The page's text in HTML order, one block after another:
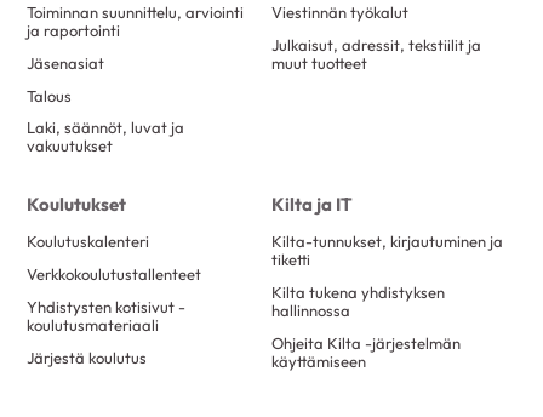
Toiminnan suunnittelu, arviointi
ja raportointi
Jäsenasiat
Talous
Laki, säännöt, luvat ja
vakuutukset
Viestinnän työkalut
Julkaisut, adressit, tekstiilit ja
muut tuotteet
Koulutukset
Koulutuskalenteri
Verkkokoulutustallenteet
Yhdistysten kotisivut -
koulutusmateriaali
Järjestä koulutus
Kilta ja IT
Kilta-tunnukset, kirjautuminen ja
tiketti
Kilta tukena yhdistyksen
hallinnossa
Ohjeita Kilta -järjestelmän
käyttämiseen